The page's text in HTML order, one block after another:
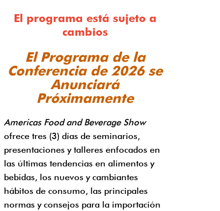
El programa está sujeto a
cambios
El Programa de la
Conferencia de 2026 se
Anunciará
Próximamente
Americas Food and Beverage Show
ofrece tres (3) días de seminarios,
presentaciones y talleres enfocados en
las últimas tendencias en alimentos y
bebidas, los nuevos y cambiantes
hábitos de consumo, las principales
normas y consejos para la importación